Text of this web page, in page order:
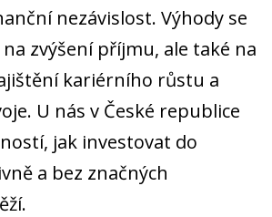
nezávislost. Výhody se
zvýšení příjmu, ale také na
kariérního růstu a
U nás v České republice
jak investovat do
a bez značných